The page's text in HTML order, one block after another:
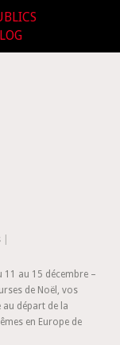
11 au 15 décembre –
de Noël, vos
au départ de la
en Europe de